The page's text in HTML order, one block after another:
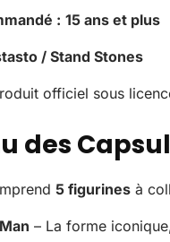
: 15 ans et plus
/ Stand Stones
officiel sous
des
5 figurines à
– La forme